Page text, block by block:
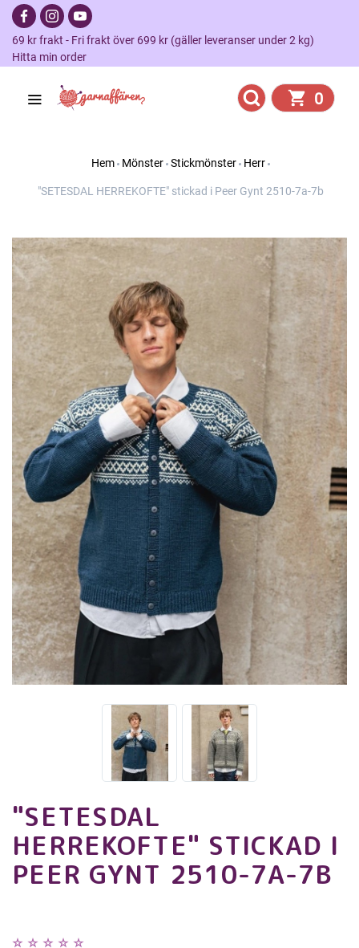
69 kr frakt - Fri frakt över 699 kr (gäller leveranser under 2 kg)
Hitta min order
0
Hem Mönster Stickmönster Herr
"SETESDAL HERREKOFTE" stickad i Peer Gynt 2510-7a-7b
"SETESDAL
HERREKOFTE" STICKAD I
PEER GYNT 2510-7A-7B